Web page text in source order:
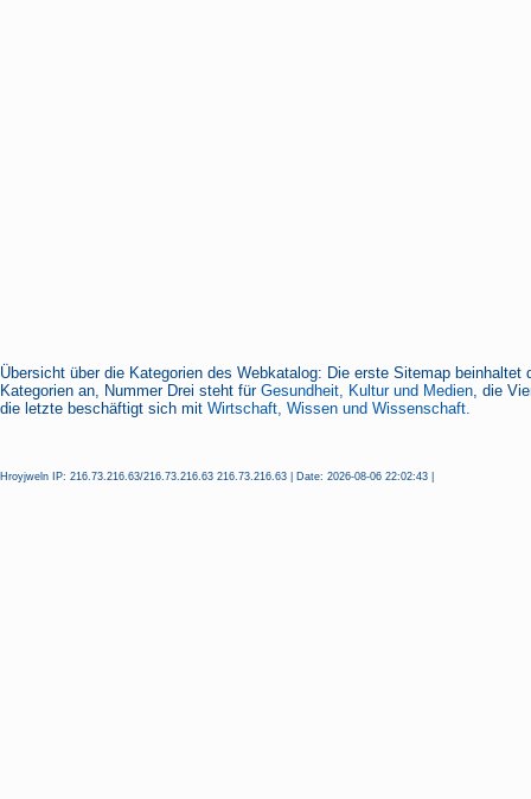
Übersicht über die Kategorien des Webkatalog: Die erste Sitemap beinhaltet
Kategorien an, Nummer Drei steht für Gesundheit, Kultur und Medien, die
die letzte beschäftigt sich mit Wirtschaft, Wissen und Wissenschaft.
Hroyjweln IP: 216.73.216.63/216.73.216.63 216.73.216.63 | Date: 2026-08-06 22:02:43 |